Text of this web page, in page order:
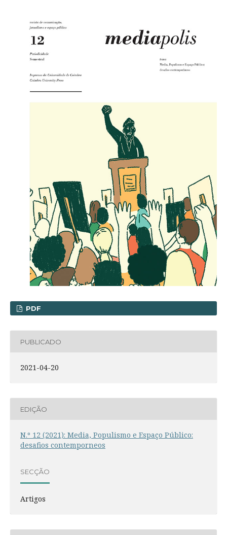
PDF
PUBLICADO
2021-04-20
EDIÇÃO
N.º 12 (2021): Media, Populismo e Espaço Público:
desafios contemporneos
SECÇÃO
Artigos